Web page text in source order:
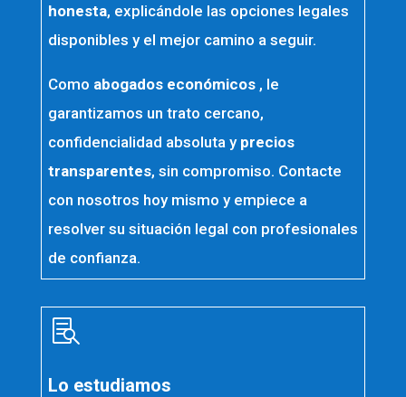
honesta, explicándole las opciones legales
disponibles y el mejor camino a seguir.
Como abogados económicos , le
garantizamos un trato cercano,
confidencialidad absoluta y precios
transparentes, sin compromiso. Contacte
con nosotros hoy mismo y empiece a
resolver su situación legal con profesionales
de confianza.

Lo estudiamos